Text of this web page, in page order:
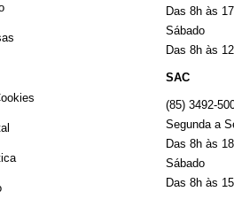
Das 8h às
Sábado
Das 8h às
SAC
(85) 3492-
Segunda a
Das 8h às
Sábado
Das 8h às